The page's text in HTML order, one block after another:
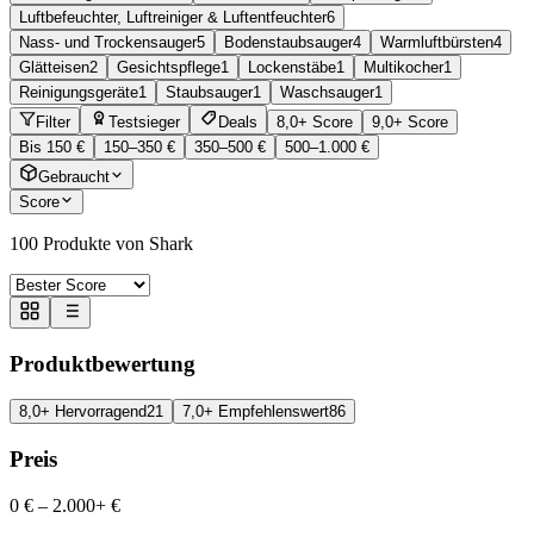
Luftbefeuchter, Luftreiniger & Luftentfeuchter6
Nass- und Trockensauger5 Bodenstaubsauger4 Warmluftbürsten4
Glätteisen2 Gesichtspflege1 Lockenstäbe1 Multikocher1
Reinigungsgeräte1 Staubsauger1 Waschsauger1
Filter
Testsieger Deals 8,0+ Score
9,0+ Score
Bis 150 €
150–350 € 350–500 €
500–1.000 €
Gebraucht
Score
100 Produkte von Shark
Produktbewertung
8,0+ Hervorragend21 7,0+ Empfehlenswert86
Preis
0 € – 2.000+ €